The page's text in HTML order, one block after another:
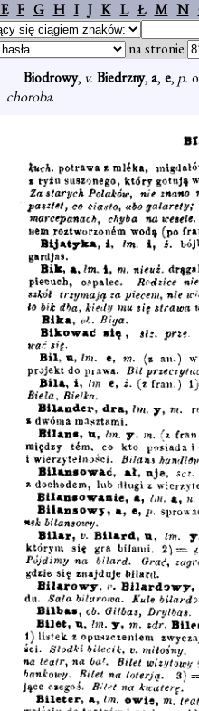
E F G H I J K L Ł M N
na stronie
Biodrowy, v. Biedrzny,a, e, p.
choroba.